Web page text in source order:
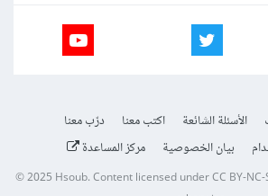
الأسئلة الشائعة اكتب معنا
درّب معنا
بيان الخصوصية مركز المساعدة
© 2025Hsoub.Content licensed underCC BY-